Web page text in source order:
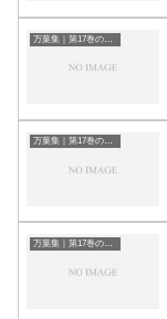
万葉集｜第17巻の和歌一覧
万葉集｜第17巻の和歌一覧
万葉集｜第17巻の和歌一覧